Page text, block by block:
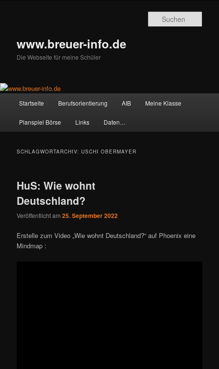
www.breuer-info.de
Die Webseite für meine Schüler
Startseite Berufsorientierung AIB Meine Klasse
Planspiel Börse Links Daten…
SCHLAGWORTARCHIV:USCHI OBERMAYER
HuS: Wie wohnt
Deutschland?
Veröffentlicht am25. September 2022
Erstelle zum Video „Wie wohnt Deutschland?“ auf Phoenix eine
Mindmap :